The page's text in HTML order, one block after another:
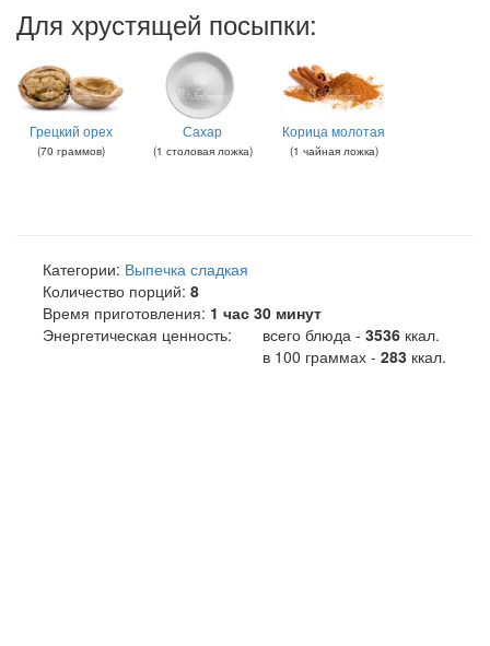
Для хрустящей посыпки:
Грецкий орех
(70 граммов)
Сахар
(1 столовая ложка)
Корица молотая
(1 чайная ложка)
Категории: Выпечка сладкая
Количество порций: 8
Время приготовления: 1 час 30 минут
Энергетическая ценность:
всего блюда - 3536 ккал.
в 100 граммах - 283 ккал.